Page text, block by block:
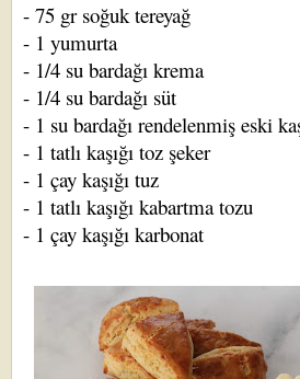
- 75 gr soğuk tereyağ
- 1 yumurta
- 1/4 su bardağı krema
- 1/4 su bardağı süt
- 1 su bardağı rendelenmiş eski
- 1 tatlı kaşığı toz şeker
- 1 çay kaşığı tuz
- 1 tatlı kaşığı kabartma tozu
- 1 çay kaşığı karbonat